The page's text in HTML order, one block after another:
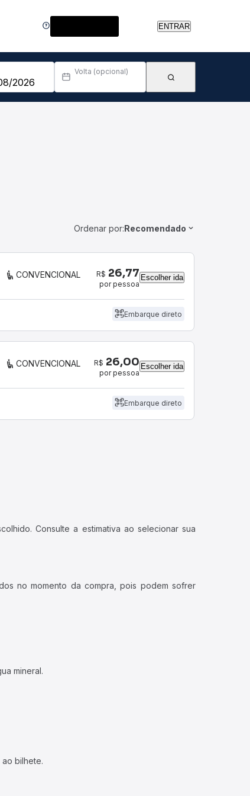
ENTRAR
Volta (opcional)
Ordenar por:Recomendado
CONVENCIONAL R$ 26,77
por pessoa
Escolher ida
Embarque direto
CONVENCIONAL R$ 26,00
por pessoa
Escolher ida
Embarque direto
Consulte a estimativa ao selecionar sua
no momento da compra, pois podem sofrer
mineral.
bilhete.